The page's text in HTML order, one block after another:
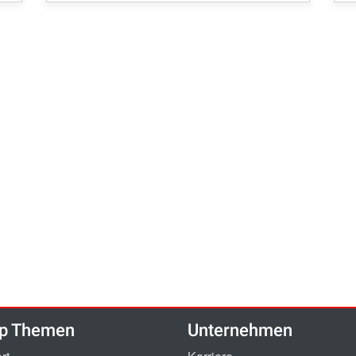
Themen Unternehmen